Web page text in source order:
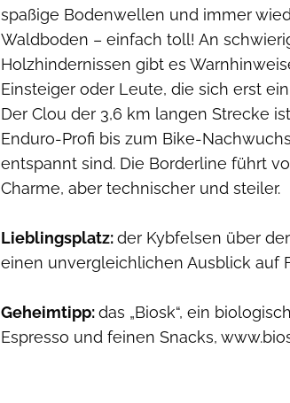
spaßige Bodenwellen und immer
Waldboden – einfach toll! An
Holzhindernissen gibt es
Einsteiger oder Leute, die sich erst
Der Clou der 3,6 km langen Strecke
Enduro-Profi bis zum Bike-
entspannt sind. Die Borderline führt
Charme, aber technischer und steiler.​
Lieblingsplatz:der Kybfelsen über
einen unvergleichlichen Ausblick auf
Geheimtipp:das „Biosk“, ein
Espresso und feinen Snacks,